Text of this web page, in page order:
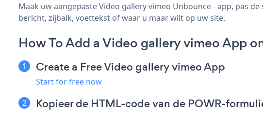
Maak uw aangepaste Video gallery vimeo Unbounce - app, pas
bericht, zijbalk, voettekst of waar u maar wilt op uw site.
How To Add a Video gallery vimeo App
Create a Free Video gallery vimeo App
Start for free now
Kopieer de HTML-code van de POWR-